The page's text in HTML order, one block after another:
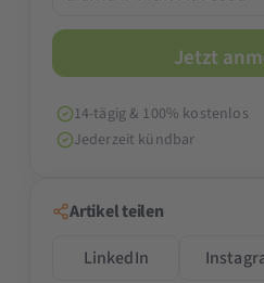
14-tägig & 100% kostenlos
Jederzeit kündbar
Artikel teilen
LinkedIn